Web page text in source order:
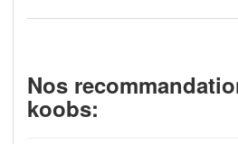
Nos
koobs: